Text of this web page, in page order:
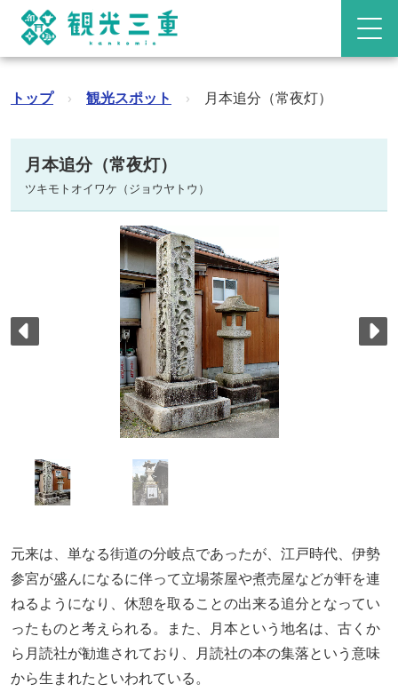
トップ › 観光スポット › 月本追分（常夜灯）
月本追分（常夜灯）
ツキモトオイワケ（ジョウヤトウ）
元来は、単なる街道の分岐点であったが、江戸時代、伊勢
参宮が盛んになるに伴って立場茶屋や煮売屋などが軒を連
ねるようになり、休憩を取ることの出来る追分となってい
ったものと考えられる。また、月本という地名は、古くか
ら月読社が勧進されており、月読社の本の集落という意味
から生まれたといわれている。